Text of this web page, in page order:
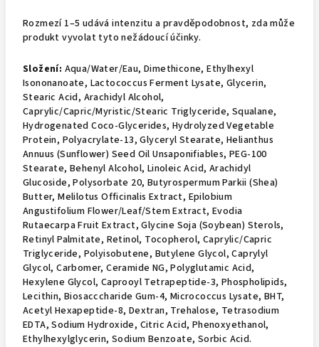
Rozmezí 1–5 udává intenzitu a pravděpodobnost, zda může
produkt vyvolat tyto nežádoucí účinky.
Složení: Aqua/Water/Eau, Dimethicone, Ethylhexyl
Isononanoate, Lactococcus Ferment Lysate, Glycerin,
Stearic Acid, Arachidyl Alcohol,
Caprylic/Capric/Myristic/Stearic Triglyceride, Squalane,
Hydrogenated Coco-Glycerides, Hydrolyzed Vegetable
Protein, Polyacrylate-13, Glyceryl Stearate, Helianthus
Annuus (Sunflower) Seed Oil Unsaponifiables, PEG-100
Stearate, Behenyl Alcohol, Linoleic Acid, Arachidyl
Glucoside, Polysorbate 20, Butyrospermum Parkii (Shea)
Butter, Melilotus Officinalis Extract, Epilobium
Angustifolium Flower/Leaf/Stem Extract, Evodia
Rutaecarpa Fruit Extract, Glycine Soja (Soybean) Sterols,
Retinyl Palmitate, Retinol, Tocopherol, Caprylic/Capric
Triglyceride, Polyisobutene, Butylene Glycol, Caprylyl
Glycol, Carbomer, Ceramide NG, Polyglutamic Acid,
Hexylene Glycol, Caprooyl Tetrapeptide-3, Phospholipids,
Lecithin, Biosacccharide Gum-4, Micrococcus Lysate, BHT,
Acetyl Hexapeptide-8, Dextran, Trehalose, Tetrasodium
EDTA, Sodium Hydroxide, Citric Acid, Phenoxyethanol,
Ethylhexylglycerin, Sodium Benzoate, Sorbic Acid.